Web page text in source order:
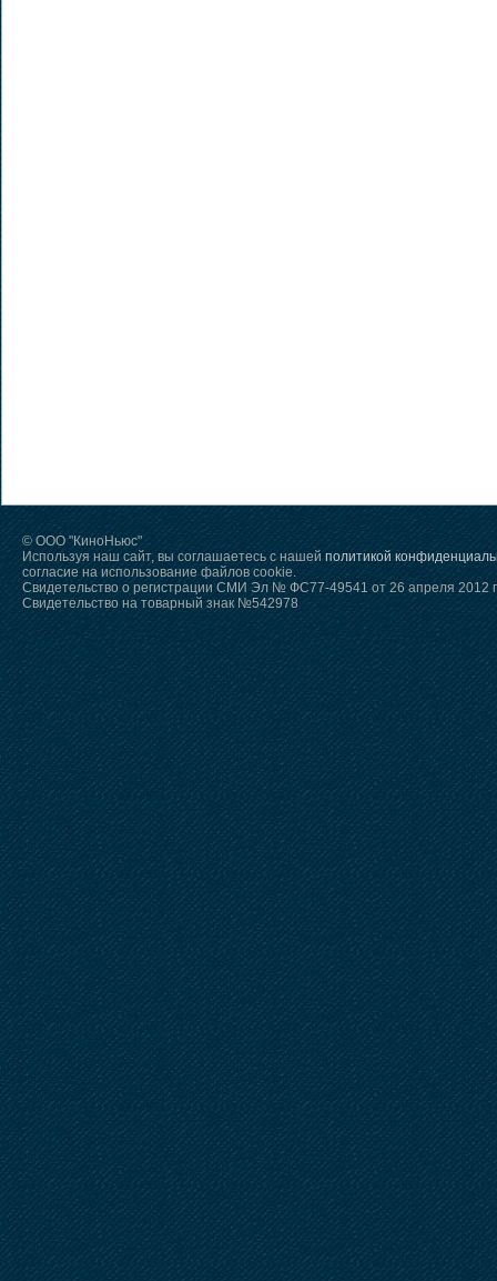
© ООО "КиноНьюс"
Используя наш сайт, вы соглашаетесь с нашей политикой
согласие на использование файлов cookie.
Свидетельство о регистрации СМИ Эл № ФС77-49541 от 26 апреля 2012
Свидетельство на товарный знак №542978